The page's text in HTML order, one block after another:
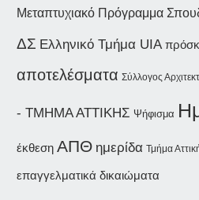
Μεταπτυχιακό Πρόγραμμα
ΔΣ Ελληνικό Τμήμα UIA
αποτελέσματα Σύλλογος
- ΤΜΗΜΑ ΑΤΤΙΚΗΣ Ψήφισμα
έκθεση ΑΠΘ ημερίδα Τμήμα
επαγγελματικά δικαιώματα